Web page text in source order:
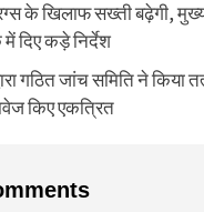
के खिलाफ सख्ती बढ़ेगी,
दिए कड़े निर्देश
गठित जांच समिति ने किया
किए एकत्रित